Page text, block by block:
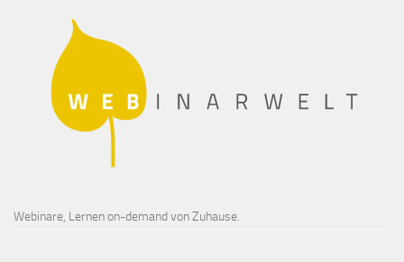
Webinare, Lernen on-demand von Zuhause.